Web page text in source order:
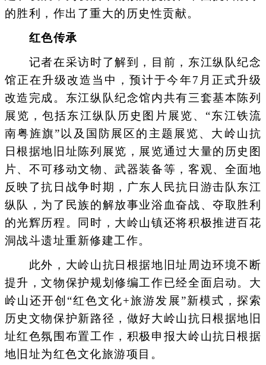
的胜利，作出了重大的历史性贡献。
红色传承
记者在采访时了解到，目前，东江纵队纪念
馆正在升级改造当中，预计于今年7月正式升级
改造完成。东江纵队纪念馆内共有三套基本陈列
展览，包括东江纵队历史图片展览、“东江铁流
南粤旌旗”以及国防展区的主题展览、大岭山抗
日根据地旧址陈列展览，展览通过大量的历史图
片、不可移动文物、武器装备等，客观、全面地
反映了抗日战争时期，广东人民抗日游击队东江
纵队，为了民族的解放事业浴血奋战、夺取胜利
的光辉历程。同时，大岭山镇还将积极推进百花
洞战斗遗址重新修建工作。
此外，大岭山抗日根据地旧址周边环境不断
提升，文物保护规划修编工作已经全面启动。大
岭山还开创“红色文化+旅游发展”新模式，探索
历史文物保护新路径，做好大岭山抗日根据地旧
址红色氛围布置工作，积极申报大岭山抗日根据
地旧址为红色文化旅游项目。